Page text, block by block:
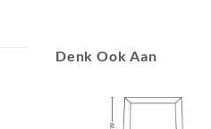
Denk Ook Aan